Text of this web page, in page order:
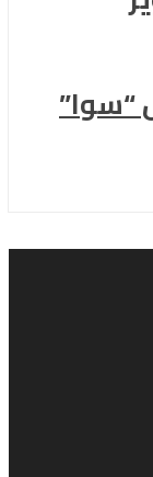
“سوا”